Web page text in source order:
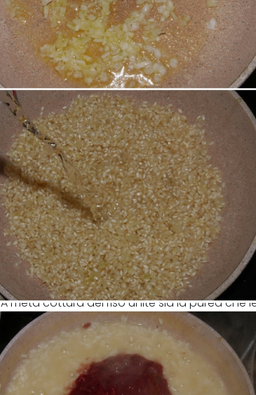
A metà cottura del riso unite sia la purea che
cottura nel solito modo.